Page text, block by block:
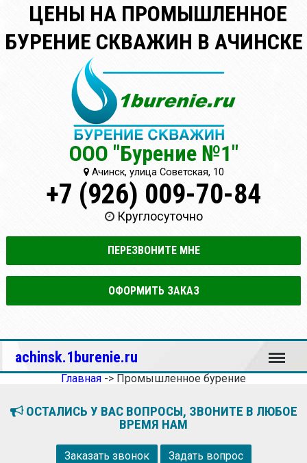
ЦЕНЫ НА ПРОМЫШЛЕННОЕ
БУРЕНИЕ СКВАЖИН В АЧИНСКЕ
ООО "Бурение №1"
Ачинск, улица Советская, 10
+7 (926) 009-70-84
Круглосуточно
ПЕРЕЗВОНИТЕ МНЕ
ОФОРМИТЬ ЗАКАЗ
achinsk.1burenie.ru Меню
Главная -> Промышленное бурение
ОСТАЛИСЬ У ВАС ВОПРОСЫ, ЗВОНИТЕ В ЛЮБОЕ
ВРЕМЯ НАМ
Заказать звонок Задать вопрос